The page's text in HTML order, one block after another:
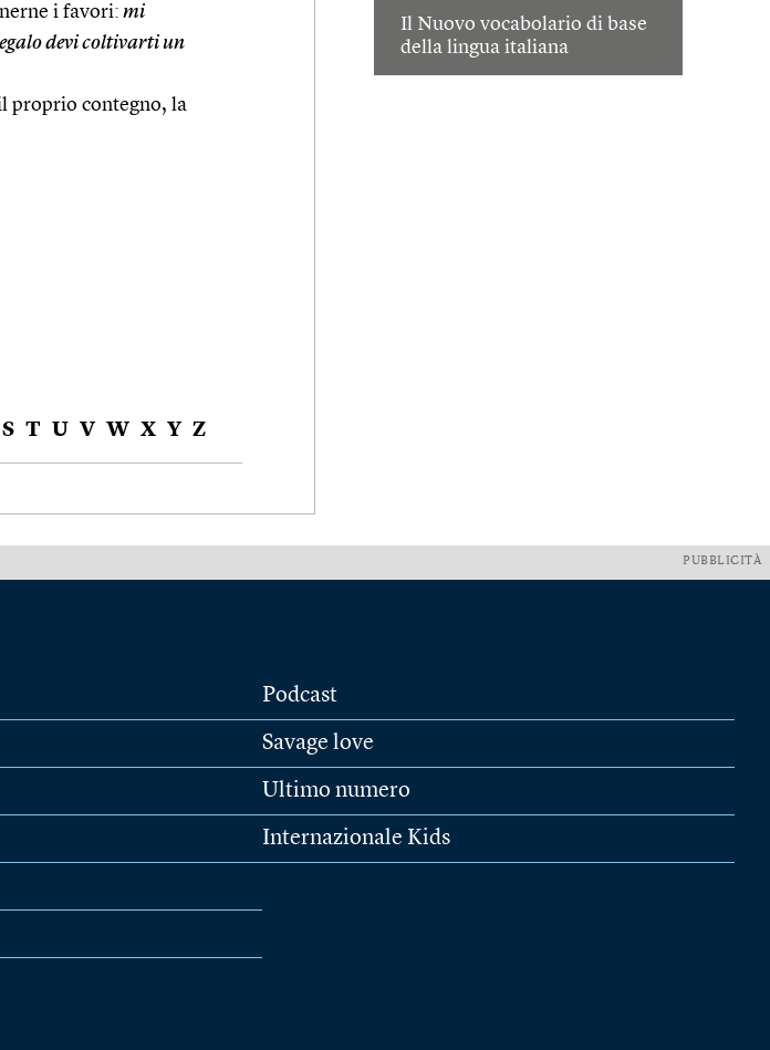
Il Nuovo vocabolario di base
della lingua italiana
i favori: mi
devi coltivarti un
proprio contegno, la
S T U V W X Y Z
PUBBLICITÀ
Podcast
Savage love
Ultimo numero
Internazionale Kids